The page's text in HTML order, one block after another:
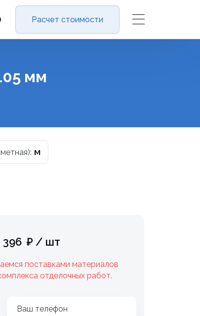
Расчет стоимости
мм
м
396 ₽ / шт
поставками материалов
отделочных работ.
Ваш телефон